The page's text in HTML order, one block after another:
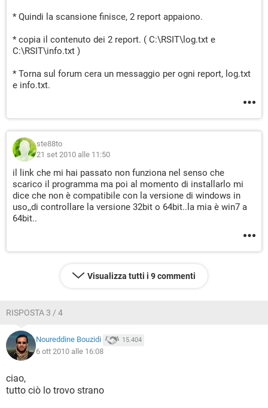
* Quindi la scansione finisce, 2 report appaiono.
* copia il contenuto dei 2 report. ( C:\RSIT\log.txt e
C:\RSIT\info.txt )
* Torna sul forum cera un messaggio per ogni report, log.txt
e info.txt.
ste88to
21 set 2010 alle 11:50
il link che mi hai passato non funziona nel senso che
scarico il programma ma poi al momento di installarlo mi
dice che non è compatibile con la versione di windows in
uso,,di controllare la versione 32bit o 64bit..la mia è win7 a
64bit..
Visualizza tutti i 9 commenti
RISPOSTA 3 / 4
Noureddine Bouzidi 15.404
6 ott 2010 alle 16:08
ciao,
tutto ciò lo trovo strano